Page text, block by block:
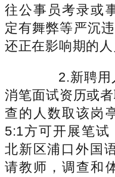
往公事员考录或
定有舞弊等严沉
还正在影响期的人
2.新聘用
消笔面试资历或
查的人数取该岗
5:1方可开展笔试
北新区浦口外国
请教师，调查和